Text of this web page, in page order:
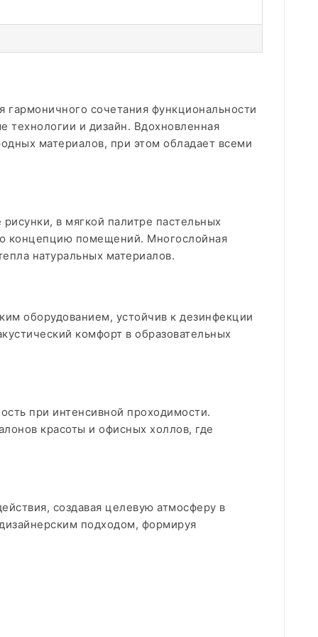
сочетания функциональности
технологии и дизайн. Вдохновленная
материалов, при этом обладает всеми
в мягкой палитре пастельных
концепцию помещений. Многослойная
натуральных материалов.
оборудованием, устойчив к дезинфекции
комфорт в образовательных
при интенсивной проходимости.
красоты и офисных холлов, где
создавая целевую атмосферу в
подходом, формируя